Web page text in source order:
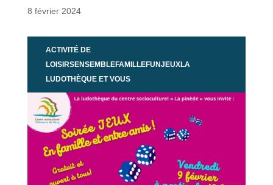
8 février 2024
ACTIVITÉ DE
LOISIRSENSEMBLEFAMILLEFUNJEUXLA
LUDOTHÈQUE ET VOUS